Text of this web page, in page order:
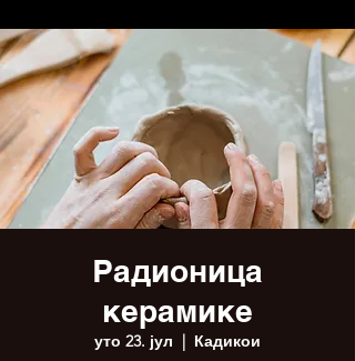
Радионица
керамике
уто 23. јул
  |
Кадикои